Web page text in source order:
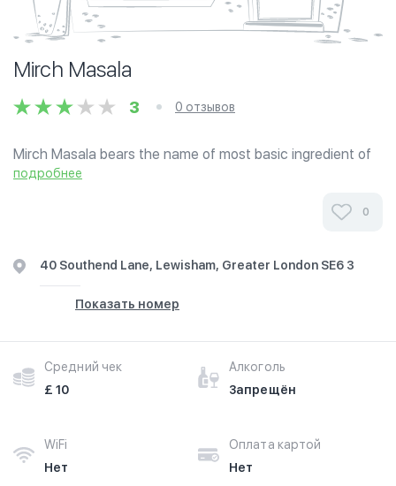
Mirch Masala
3 0 отзывов
Mirch Masala bears the name of most basic ingredient of
Indian cuisine. Mirch Masala has been the winner of a
подробнее
0
40 Southend Lane, Lewisham, Greater London SE6 3
Показать номер
Средний чек
£ 10
Алкоголь
Запрещён
WiFi
Нет
Оплата картой
Нет